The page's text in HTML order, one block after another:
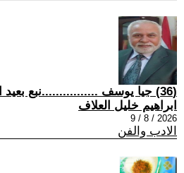
(36) جيا يوسف ................نبع بعيد الغور
ابراهيم خليل العلاف
2026 / 8 / 9
الادب والفن